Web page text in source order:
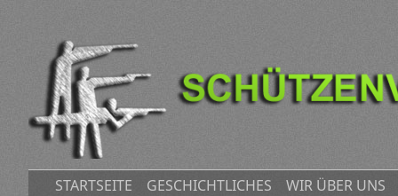
NAVIGATION
STARTSEITE GESCHICHTLICHES WIR ÜBER UNS